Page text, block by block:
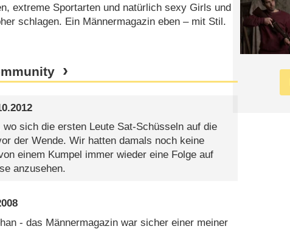
extreme Sportarten und natürlich sexy Girls und
schlagen. Ein Männermagazin eben – mit Stil.
sich die ersten Leute Sat-Schüsseln auf die
der Wende. Wir hatten damals noch keine
einem Kumpel immer wieder eine Folge auf
anzusehen.
- das Männermagazin war sicher einer meiner